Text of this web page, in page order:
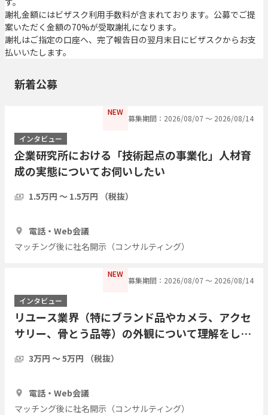
謝礼金額にはビザスク利用手数料が含まれております。公募でご提
案いただく金額の70%が受取謝礼になります。
謝礼はご指定の口座へ、完了報告日の翌月末日にビザスクからお支
払いいたします。
新着公募
NEW
募集期間：2026/08/07 〜 2026/08/14
インタビュー
企業研究所における「技術起点の事業化」人材育
成の実態についてお伺いしたい
1.5万円 〜 1.5万円 （税抜）
電話・Web会議
マッチング後に社名開示（コンサルティング）
NEW
募集期間：2026/08/07 〜 2026/08/14
インタビュー
リユース業界（特にブランド品やカメラ、アクセ
サリー、骨とう品等）の外観について理解をした
3万円 〜 5万円 （税抜）
電話・Web会議
マッチング後に社名開示（コンサルティング）